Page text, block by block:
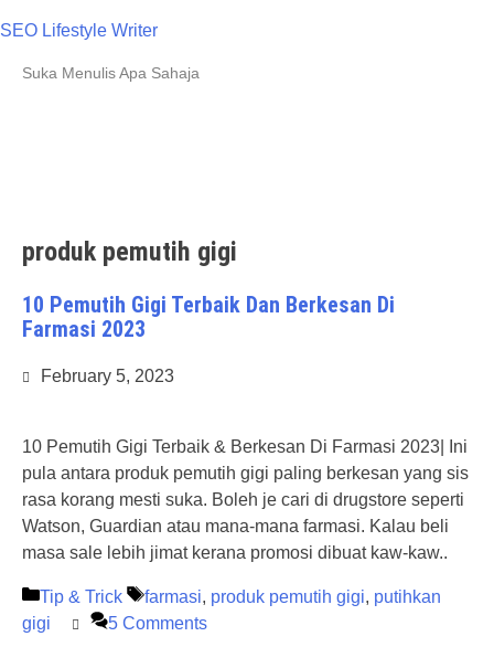
to
content
SEO Lifestyle Writer
Suka Menulis Apa Sahaja
produk pemutih gigi
10 Pemutih Gigi Terbaik Dan Berkesan Di
Farmasi 2023
February 5, 2023
10 Pemutih Gigi Terbaik & Berkesan Di Farmasi 2023| Ini
pula antara produk pemutih gigi paling berkesan yang sis
rasa korang mesti suka. Boleh je cari di drugstore seperti
Watson, Guardian atau mana-mana farmasi. Kalau beli
masa sale lebih jimat kerana promosi dibuat kaw-kaw..
Categories
Tip & Trick Tags
farmasi, produk pemutih gigi, putihkan
gigi
5 Comments